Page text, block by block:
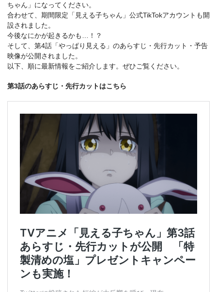
ちゃん」になってください。
合わせて、期間限定「見える子ちゃん」公式TikTokアカウントも開
設されました。
今後なにかが起きるかも…！？
そして、第4話「やっぱり見える」のあらすじ・先行カット・予告
映像が公開されました。
以下、順に最新情報をご紹介します。ぜひご覧ください。
第3話のあらすじ・先行カットはこちら